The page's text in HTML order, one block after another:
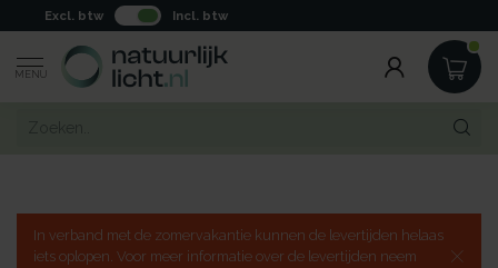
Excl. btw Incl. btw
MENU
In verband met de zomervakantie kunnen de levertijden helaas
iets oplopen. Voor meer informatie over de levertijden neem